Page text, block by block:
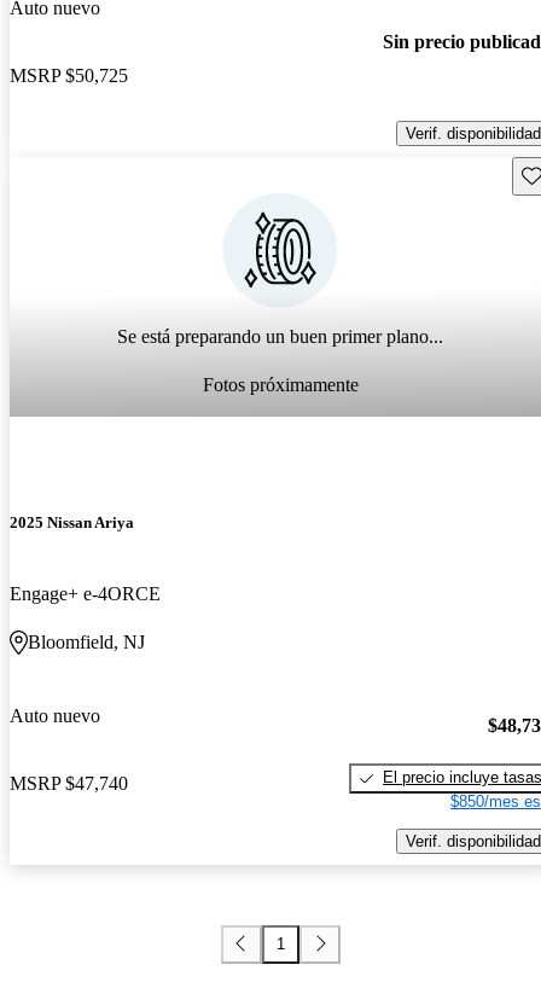
Auto nuevo
MSRP $50,725
Sin precio
Verif. disponibilidad
Se está preparando un buen primer plano...
Fotos próximamente
2025 Nissan Ariya
Engage+ e-4ORCE
Bloomfield, NJ
Auto nuevo
MSRP $47,740
El precio incluye tasas
$850/mes
Verif. disponibilidad
1